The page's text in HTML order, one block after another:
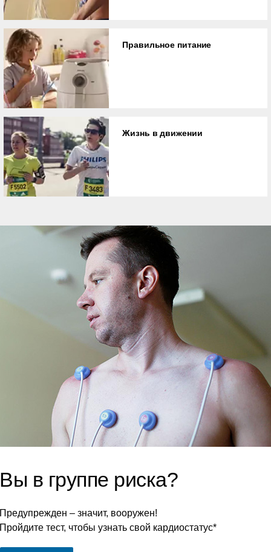
Правильное питание
Жизнь в движении
Вы в группе риска?
Предупрежден – значит, вооружен!
Пройдите тест, чтобы узнать свой кардиостатус*